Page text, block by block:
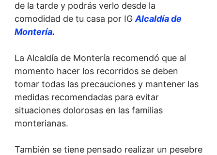
de la tarde y podrás verlo desde la
comodidad de tu casa por IG Alcaldía de
Montería.
La Alcaldía de Montería recomendó que al
momento hacer los recorridos se deben
tomar todas las precauciones y mantener las
medidas recomendadas para evitar
situaciones dolorosas en las familias
monterianas.
También se tiene pensado realizar un pesebre